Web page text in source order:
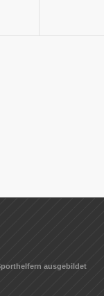
ausgebildet